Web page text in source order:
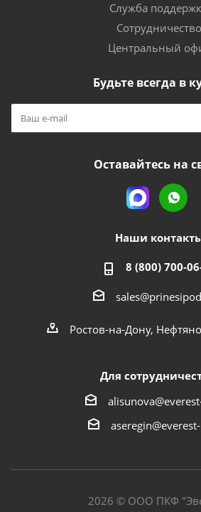
Служба
Сотрудничество
Центральный
Будьте всегда в
Оставайтесь на
Наши
8 (800) 700-
Ростов-на-Дону,
Для
2026 © ООО ПКФ